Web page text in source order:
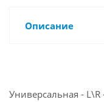
Описание
Универсальная - L\R